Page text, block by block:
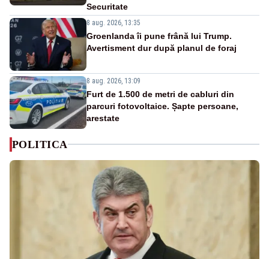
Securitate
8 aug. 2026, 13:35
Groenlanda îi pune frână lui Trump.
Avertisment dur după planul de foraj
8 aug. 2026, 13:09
Furt de 1.500 de metri de cabluri din
parcuri fotovoltaice. Șapte persoane,
arestate
POLITICA